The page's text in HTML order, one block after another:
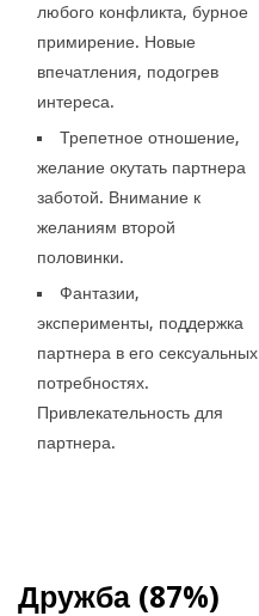
любого конфликта, бурное
примирение. Новые
впечатления, подогрев
интереса.
Трепетное отношение,
желание окутать партнера
заботой. Внимание к
желаниям второй
половинки.
Фантазии,
эксперименты, поддержка
партнера в его сексуальных
потребностях.
Привлекательность для
партнера.
Дружба (87%)